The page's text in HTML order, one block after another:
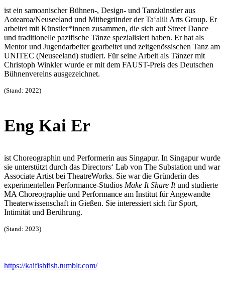
ist ein samoanischer Bühnen-, Design- und Tanzkünstler aus
Aotearoa/Neuseeland und Mitbegründerder Ta‘alili Arts Group. Er
arbeitet mit Künstler*innen zusammen, die sich auf Street Dance
und traditionelle pazifische Tänze spezialisiert haben. Er hat als
Mentorund Jugendarbeiter gearbeitet und zeitgenössischen Tanz am
UNITEC (Neuseeland) studiert. Für seine Arbeitals Tänzer mit
Christoph Winkler wurde er mit dem FAUST-Preis des Deutschen
Bühnenvereins ausgezeichnet.
(Stand: 2022)
Eng Kai Er
ist Choreographin und Performerin aus Singapur. In Singapurwurde
sie unterstützt durch das Directors‘ Lab von The Substation und war
Associate Artist bei TheatreWorks. Sie war die Gründerin des
experimentellen Performance-Studios Make It Share It und studierte
MA Choreographie und Performance am Institut für Angewandte
Theaterwissenschaft in Gießen. Sie interessiert sich für Sport,
Intimität und Berührung.
(Stand: 2023)
https://kaifishfish.tumblr.com/